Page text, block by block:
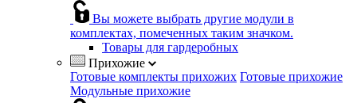
Вы можете выбрать другие модули в
комплектах, помеченных таким значком.
Товары для гардеробных
Прихожие
Готовые комплекты прихожих Готовые прихожие
Модульные прихожие